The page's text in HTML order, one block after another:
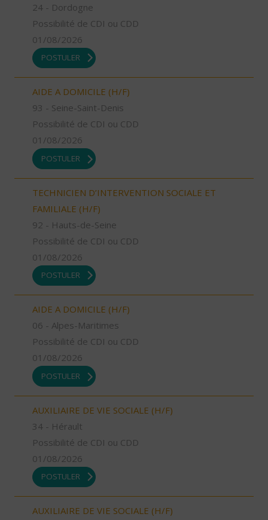
24 - Dordogne
Possibilité de CDI ou CDD
01/08/2026
POSTULER
AIDE A DOMICILE (H/F)
93 - Seine-Saint-Denis
Possibilité de CDI ou CDD
01/08/2026
POSTULER
TECHNICIEN D’INTERVENTION SOCIALE ET
FAMILIALE (H/F)
92 - Hauts-de-Seine
Possibilité de CDI ou CDD
01/08/2026
POSTULER
AIDE A DOMICILE (H/F)
06 - Alpes-Maritimes
Possibilité de CDI ou CDD
01/08/2026
POSTULER
AUXILIAIRE DE VIE SOCIALE (H/F)
34 - Hérault
Possibilité de CDI ou CDD
01/08/2026
POSTULER
AUXILIAIRE DE VIE SOCIALE (H/F)